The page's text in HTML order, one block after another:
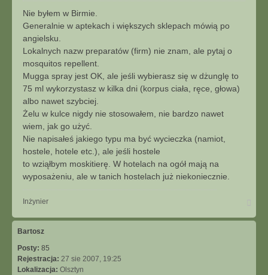
j
s
Nie byłem w Birmie.
Generalnie w aptekach i większych sklepach mówią po
angielsku.
Lokalnych nazw preparatów (firm) nie znam, ale pytaj o
mosquitos repellent.
Mugga spray jest OK, ale jeśli wybierasz się w dżunglę to
75 ml wykorzystasz w kilka dni (korpus ciała, ręce, głowa)
albo nawet szybciej.
Żelu w kulce nigdy nie stosowałem, nie bardzo nawet
wiem, jak go użyć.
Nie napisałeś jakiego typu ma być wycieczka (namiot,
hostele, hotele etc.), ale jeśli hostele
to wziąłbym moskitierę. W hotelach na ogół mają na
wyposażeniu, ale w tanich hostelach już niekoniecznie.
Inżynier
g
Bartosz
Posty: 85
Rejestracja: 27 sie 2007, 19:25
Lokalizacja: Olsztyn